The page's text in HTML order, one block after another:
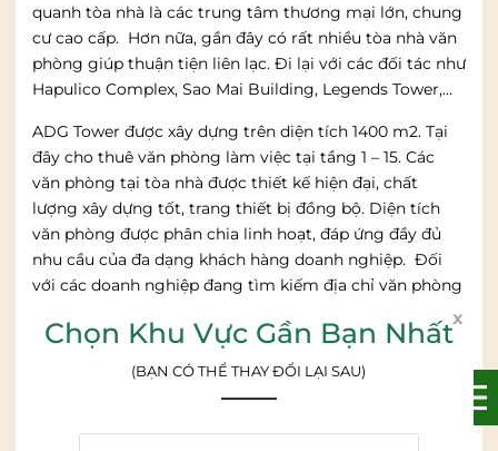
quanh tòa nhà là các trung tâm thương mại lớn, chung
cư cao cấp. Hơn nữa, gần đây có rất nhiều tòa nhà văn
phòng giúp thuận tiện liên lạc. Đi lại với các đối tác như
Hapulico Complex, Sao Mai Building, Legends Tower,…
ADG Tower được xây dựng trên diện tích 1400 m2. Tại
đây cho thuê văn phòng làm việc tại tầng 1 – 15. Các
văn phòng tại tòa nhà được thiết kế hiện đại, chất
lượng xây dựng tốt, trang thiết bị đồng bộ. Diện tích
văn phòng được phân chia linh hoạt, đáp ứng đầy đủ
nhu cầu của đa dạng khách hàng doanh nghiệp. Đối
với các doanh nghiệp đang tìm kiếm địa chỉ văn phòng
có nhiều tiện ích mà giá thuê vừa phải thì tòa nhà ADG
Tower là một lựa chọn rất thích hợp.
Các văn phòng tại tòa nhà ADG cũng đã lựa chọn mua
bảng điện tử tại Bảng Tốt. Chúng tôi đã tiến hành lắp
đặt cho các văn phòng, mang đến sản phẩm bảng chất
x
Chọn Khu Vực Gần Bạn Nhất
(BẠN CÓ THỂ THAY ĐỔI LẠI SAU)